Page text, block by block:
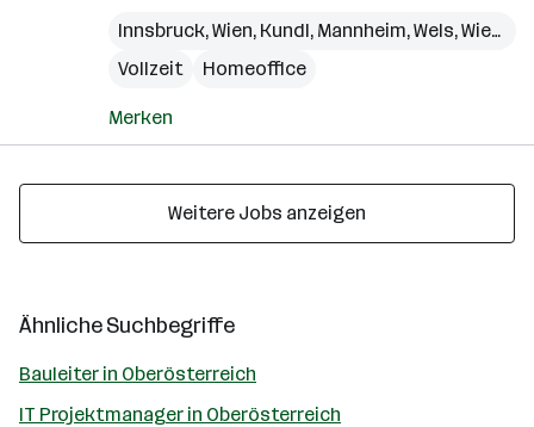
Innsbruck,Wien, Kundl, Mannheim,Wels,Wiesbaden
Vollzeit
Homeoffice
Merken
Weitere Jobs anzeigen
Ähnliche Suchbegriffe
Bauleiter in Oberösterreich
IT Projektmanager in Oberösterreich